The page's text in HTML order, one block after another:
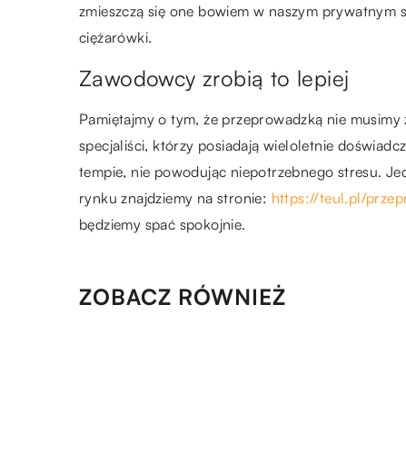
zmieszczą się one bowiem w naszym prywatnym
ciężarówki.
Zawodowcy zrobią to lepiej
Pamiętajmy o tym, że przeprowadzką nie
specjaliści, którzy posiadają wieloletnie
tempie, nie powodując niepotrzebnego stresu.
rynku znajdziemy na stronie: https://teul.pl/
będziemy spać spokojnie.
ZOBACZ RÓWNIEŻ